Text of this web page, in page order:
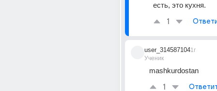
есть, это кухня.
1
user_314587104
Ученик
1г
mashkurdostan
1